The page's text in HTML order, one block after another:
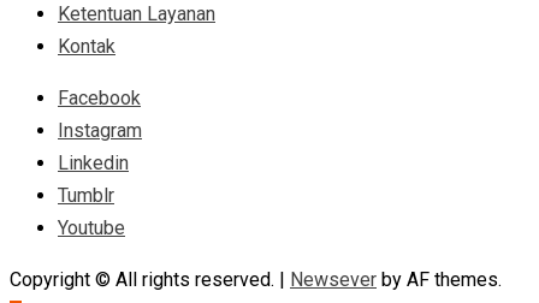
Ketentuan Layanan
Kontak
Facebook
Instagram
Linkedin
Tumblr
Youtube
Copyright © All rights reserved. | Newsever by AF themes.